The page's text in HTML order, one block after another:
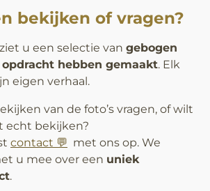
bekijken of vragen?
u een selectie van gebogen
hebben gemaakt. Elk
eigen verhaal.
van de foto’s vragen, of wilt
echt bekijken?
contact 💬 met ons op. We
u mee over een uniek
.